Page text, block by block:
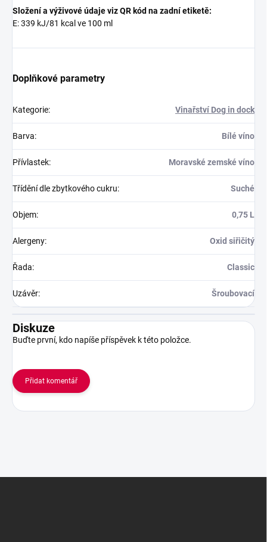
Složení a výživové údaje viz QR kód na zadní etiketě:
E: 339 kJ/81 kcal ve 100 ml
Doplňkové parametry
Kategorie: Vinařství Dog in dock
Barva: Bílé víno
Přívlastek: Moravské zemské víno
Třídění dle zbytkového cukru: Suché
Objem: 0,75 L
Alergeny: Oxid siřičitý
Řada: Classic
Uzávěr: Šroubovací
Diskuze
Buďte první, kdo napíše příspěvek k této položce.
Přidat komentář